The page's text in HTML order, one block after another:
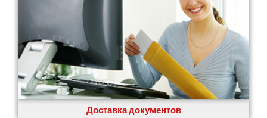
Доставка документов